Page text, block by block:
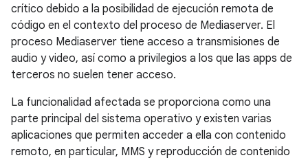
crítico debido a la posibilidad de ejecución remota de
código en el contexto del proceso de Mediaserver. El
proceso Mediaserver tiene acceso a transmisiones de
audio y video, así como a privilegios a los que las apps de
terceros no suelen tener acceso.
La funcionalidad afectada se proporciona como una
parte principal del sistema operativo y existen varias
aplicaciones que permiten acceder a ella con contenido
remoto, en particular, MMS y reproducción de contenido